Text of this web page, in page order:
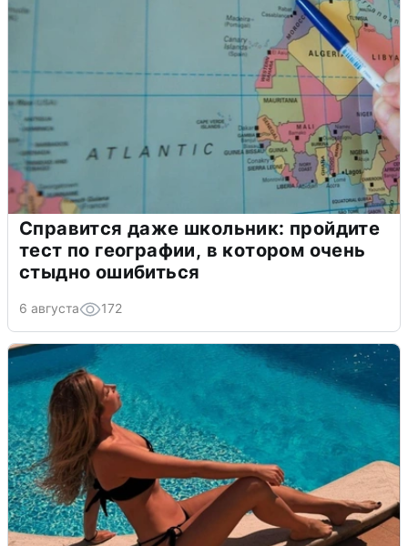
Справится даже школьник: пройдите
тест по географии, в котором очень
стыдно ошибиться
6 августа 172